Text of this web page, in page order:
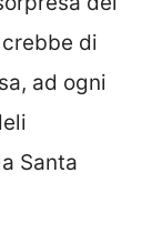
di
ad ogni
Santa